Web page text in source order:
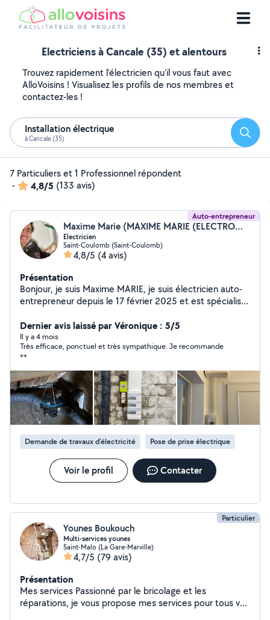
Electriciens à Cancale (35) et alentours
Trouvez rapidement l'électricien qu'il vous faut avec
AlloVoisins ! Visualisez les profils de nos membres et
contactez-les !
Installation électrique
à Cancale (35)
7 Particuliers et 1 Professionnel répondent
-
4,8/5 (133 avis)
Auto-entrepreneur
Maxime Marie (MAXIME MARIE (ELECTROMAX))
Electricien
Saint-Coulomb (Saint-Coulomb)
4,8/5 (4 avis)
Présentation
Bonjour, je suis Maxime MARIE, je suis électricien auto-
entrepreneur depuis le 17 février 2025 et est spécialisé
mise en conformité, mise aux normes, mise en sécurité.
Je suis de saint coulomb et accepte de me déplacer
dans un rayon de 25-30 km N'hésitez pas à me
contacter si vous avez un projet électrique que l'on
pourrait aborder ensemble. Cordialement Maxime
MARIE
Dernier avis laissé par Véronique : 5/5
Il y a 4 mois
Très efficace, ponctuel et très sympathique. Je recommande
++
Demande de travaux d’électricité Pose de prise électrique
Voir le profil Contacter
Particulier
Younes Boukouch
Multi-services younes
Saint-Malo (La Gare-Marville)
4,7/5 (79 avis)
Présentation
Mes services Passionné par le bricolage et les
réparations, je vous propose mes services pour tous vos